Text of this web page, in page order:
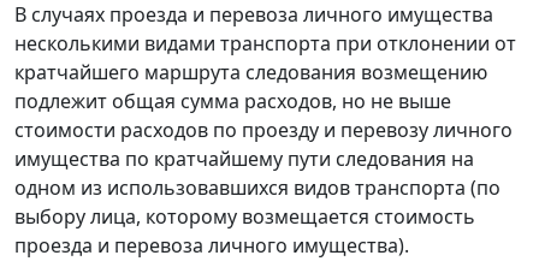
В случаях проезда и перевоза личного имущества
несколькими видами транспорта при отклонении от
кратчайшего маршрута следования возмещению
подлежит общая сумма расходов, но не выше
стоимости расходов по проезду и перевозу личного
имущества по кратчайшему пути следования на
одном из использовавшихся видов транспорта (по
выбору лица, которому возмещается стоимость
проезда и перевоза личного имущества).